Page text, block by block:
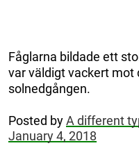
Fåglarna bildade ett
var väldigt vackert mot
solnedgången.
Posted byA different
January 4, 2018